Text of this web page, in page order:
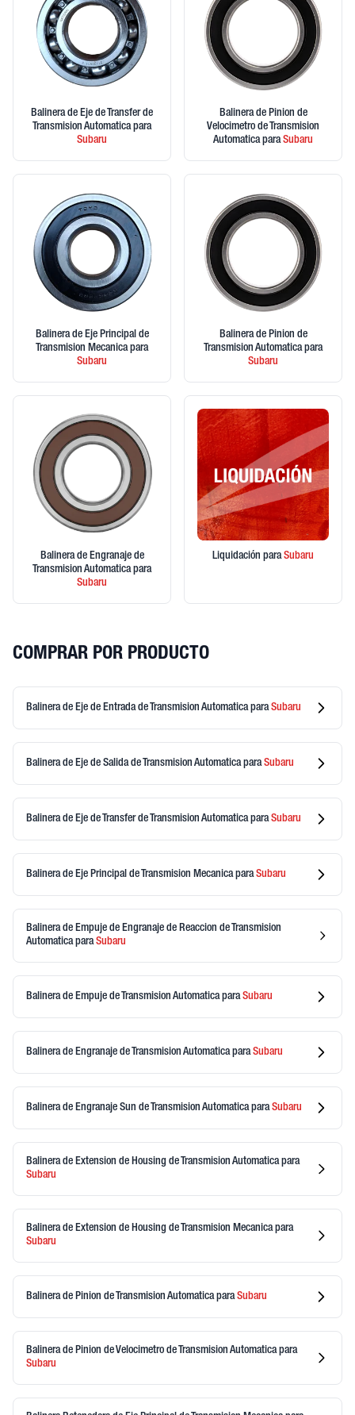
Balinera de Eje de Transfer de
Transmision Automatica para
Subaru
Balinera de Pinion de
Velocimetro de Transmision
Automatica paraSubaru
Balinera de Eje Principal de
Transmision Mecanica para
Subaru
Balinera de Pinion de
Transmision Automatica para
Subaru
Balinera de Engranaje de
Transmision Automatica para
Subaru
Liquidación paraSubaru
COMPRAR POR PRODUCTO
Balinera de Eje de Entrada de Transmision AutomaticaparaSubaru
Balinera de Eje de Salida de Transmision AutomaticaparaSubaru
Balinera de Eje de Transfer de Transmision AutomaticaparaSubaru
Balinera de Eje Principal de Transmision MecanicaparaSubaru
Balinera de Empuje de Engranaje de Reaccion de Transmision
Automatica paraSubaru
Balinera de Empuje de Transmision AutomaticaparaSubaru
Balinera de Engranaje de Transmision AutomaticaparaSubaru
Balinera de Engranaje Sun de Transmision AutomaticaparaSubaru
Balinera de Extension de Housing de Transmision Automatica para
Subaru
Balinera de Extension de Housing de Transmision Mecanica para
Subaru
Balinera de Pinion de Transmision AutomaticaparaSubaru
Balinera de Pinion de Velocimetro de Transmision Automatica para
Subaru